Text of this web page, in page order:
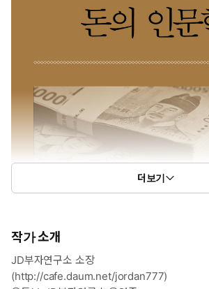
더보기
작가 소개
JD부자연구소 소장
(http://cafe.daum.net/jordan777)